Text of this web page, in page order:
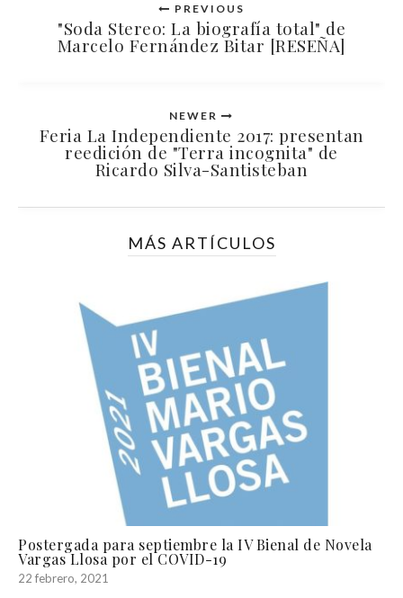
PREVIOUS
"Soda Stereo: La biografía total" de
Marcelo Fernández Bitar [RESEÑA]
NEWER
Feria La Independiente 2017: presentan
reedición de "Terra incognita" de
Ricardo Silva-Santisteban
MÁS ARTÍCULOS
Postergada para septiembre la IV Bienal de Novela
Vargas Llosa por el COVID-19
22 febrero, 2021